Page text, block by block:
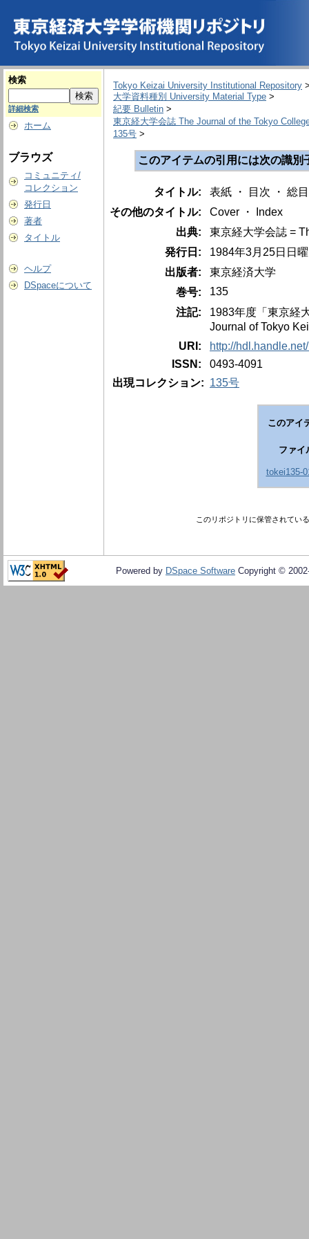
検索
詳細検索
ホーム
ブラウズ
コミュニティ/
コレクション
発行日
著者
タイトル
ヘルプ
DSpaceについて
Tokyo Keizai University Institutional Repository
大学資料種別 University Material Type >
紀要 Bulletin >
東京経大学会誌 The Journal of the Tokyo
135号 >
このアイテムの引用には次の識
タイトル:
表紙 ・ 目次 ・ 総
その他のタイトル:
Cover ・ Index
出典:
東京経大学会誌 =
発行日:
1984年3月25日日
出版者:
東京経済大学
巻号:
135
注記:
1983年度「東京経
Journal of Tokyo
URI:
http://
ISSN:
0493-4091
出現コレクション: 135号
このアイ
ファイ
tokei135-
このリポジトリに保管されてい
Powered by DSpace Software Copyright ©